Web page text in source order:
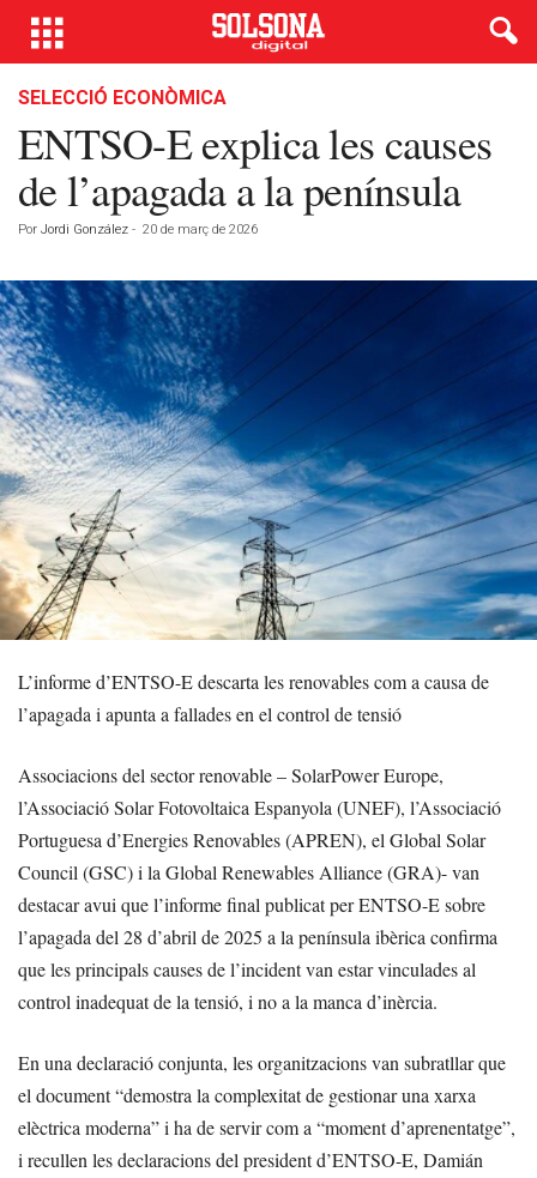
SELECCIÓ ECONÒMICA
ENTSO-E explica les causes
de l’apagada a la península
Por Jordi González - 20 de març de 2026
L’informe d’ENTSO-E descarta les renovables com a causa de
l’apagada i apunta a fallades en el control de tensió
Associacions del sector renovable – SolarPower Europe,
l’Associació Solar Fotovoltaica Espanyola (UNEF), l’Associació
Portuguesa d’Energies Renovables (APREN), el Global Solar
Council (GSC) i la Global Renewables Alliance (GRA)- van
destacar avui que l’informe final publicat per ENTSO-E sobre
l’apagada del 28 d’abril de 2025 a la península ibèrica confirma
que les principals causes de l’incident van estar vinculades al
control inadequat de la tensió, i no a la manca d’inèrcia.
En una declaració conjunta, les organitzacions van subratllar que
el document “demostra la complexitat de gestionar una xarxa
elèctrica moderna” i ha de servir com a “moment d’aprenentatge”,
i recullen les declaracions del president d’ENTSO-E, Damián